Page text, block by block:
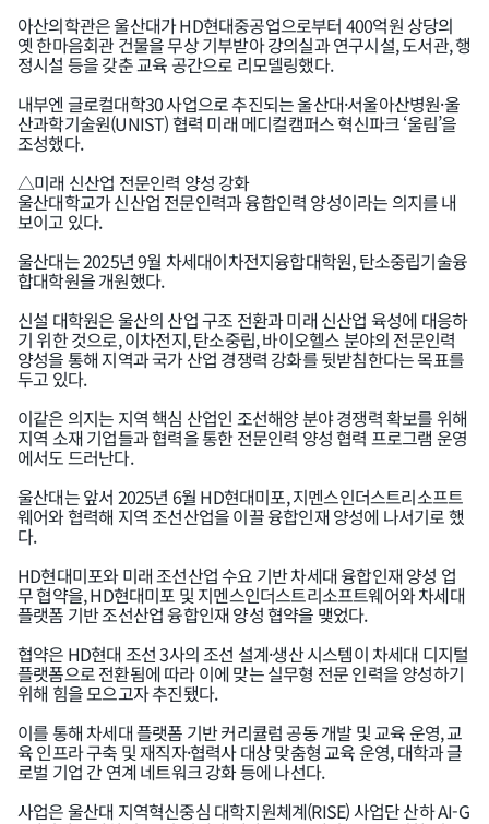
아산의학관은 울산대가 HD현대중공업으로부터 400억원 상당의
옛 한마음회관 건물을 무상 기부받아 강의실과 연구시설, 도서관, 행
정시설 등을 갖춘 교육 공간으로 리모델링했다.
내부엔 글로컬대학30 사업으로 추진되는 울산대·서울아산병원·울
산과학기술원(UNIST) 협력 미래 메디컬캠퍼스 혁신파크 ‘울림’을
조성했다.
△미래 신산업 전문인력 양성 강화
울산대학교가 신산업 전문인력과 융합인력 양성이라는 의지를 내
보이고 있다.
울산대는 2025년 9월 차세대이차전지융합대학원, 탄소중립기술융
합대학원을 개원했다.
신설 대학원은 울산의 산업 구조 전환과 미래 신산업 육성에 대응하
기 위한 것으로, 이차전지, 탄소중립, 바이오헬스 분야의 전문인력
양성을 통해 지역과 국가 산업 경쟁력 강화를 뒷받침한다는 목표를
두고 있다.
이같은 의지는 지역 핵심 산업인 조선해양 분야 경쟁력 확보를 위해
지역 소재 기업들과 협력을 통한 전문인력 양성 협력 프로그램 운영
에서도 드러난다.
울산대는 앞서 2025년 6월 HD현대미포, 지멘스인더스트리소프트
웨어와 협력해 지역 조선산업을 이끌 융합인재 양성에 나서기로 했
다.
HD현대미포와 미래 조선산업 수요 기반 차세대 융합인재 양성 업
무 협약을, HD현대미포 및 지멘스인더스트리소프트웨어와 차세대
플랫폼 기반 조선산업 융합인재 양성 협약을 맺었다.
협약은 HD현대 조선 3사의 조선 설계·생산 시스템이 차세대 디지털
플랫폼으로 전환됨에 따라 이에 맞는 실무형 전문 인력을 양성하기
위해 힘을 모으고자 추진됐다.
이를 통해 차세대 플랫폼 기반 커리큘럼 공동 개발 및 교육 운영, 교
육 인프라 구축 및 재직자·협력사 대상 맞춤형 교육 운영, 대학과 글
로벌 기업 간 연계 네트워크 강화 등에 나선다.
사업은 울산대 지역혁신중심 대학지원체계(RISE) 사업단 산하 AI-G